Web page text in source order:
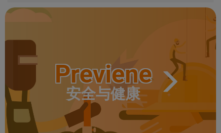
Previene
安全与健康